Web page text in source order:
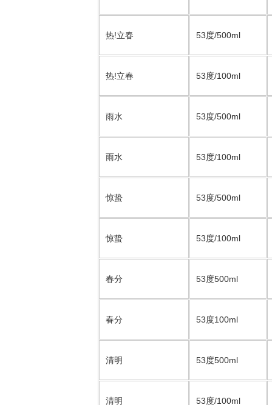
热!立春 53度/500ml
热!立春 53度/100ml
雨水 53度/500ml
雨水 53度/100ml
惊蛰 53度/500ml
惊蛰 53度/100ml
春分 53度500ml
春分 53度100ml
清明 53度500ml
清明 53度/100ml